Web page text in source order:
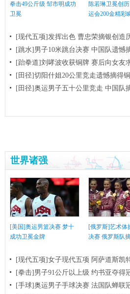
拳击49公斤级 邹市明成功
卫冕
陈若琳卫冕创
运会200金精彩
[现代五项]发挥出色 曹忠荣摘银创造
[跳水]男子10米跳台决赛 中国队遗憾
[跆拳道]刘哮波收获铜牌 赛后向女友
[田径]切阳什姐20公里竞走遗憾摘得
[田径]奥运男子五十公里竞走 中国队
世界诸强
[美国]奥运男篮决赛 梦十
成功卫冕金牌
[俄罗斯]艺术体
决赛 俄罗斯队
[现代五项]女子现代五项 阿萨道斯凯
[拳击]男子91公斤以上级 约书亚夺得
[手球]奥运男子手球决赛 法国队蝉联